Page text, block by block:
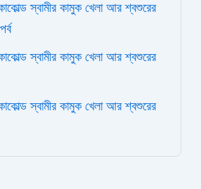
স্বামীর কামুক খেলা আর শ্বশুরের
স্বামীর কামুক খেলা আর শ্বশুরের
স্বামীর কামুক খেলা আর শ্বশুরের